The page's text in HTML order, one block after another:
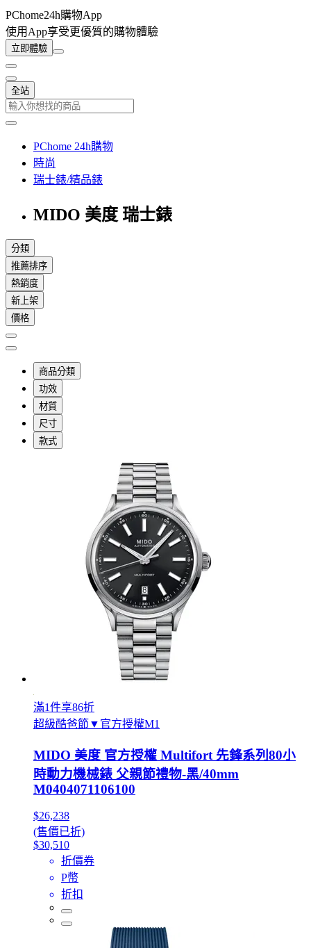
PChome24h購物App
使用App享受更優質的購物體驗
立即體驗
全站
PChome 24h購物
時尚
瑞士錶/精品錶
MIDO 美度 瑞士錶
分類
推薦排序
熱銷度
新上架
價格
商品分類
功效
材質
尺寸
款式
滿1件享86折
超級酷爸節▼官方授權M1
MIDO 美度 官方授權 Multifort 先鋒系列80小
時動力機械錶 父親節禮物-黑/40mm
M0404071106100
$26,238
(售價已折)
$30,510
折價券
P幣
折扣